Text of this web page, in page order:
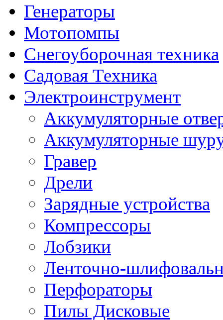
Генераторы
Мотопомпы
Снегоуборочная техника
Садовая Техника
Электроинструмент
Аккумуляторные
Аккумуляторные
Гравер
Дрели
Зарядные устройства
Компрессоры
Лобзики
Ленточно-
Перфораторы
Пилы Дисковые